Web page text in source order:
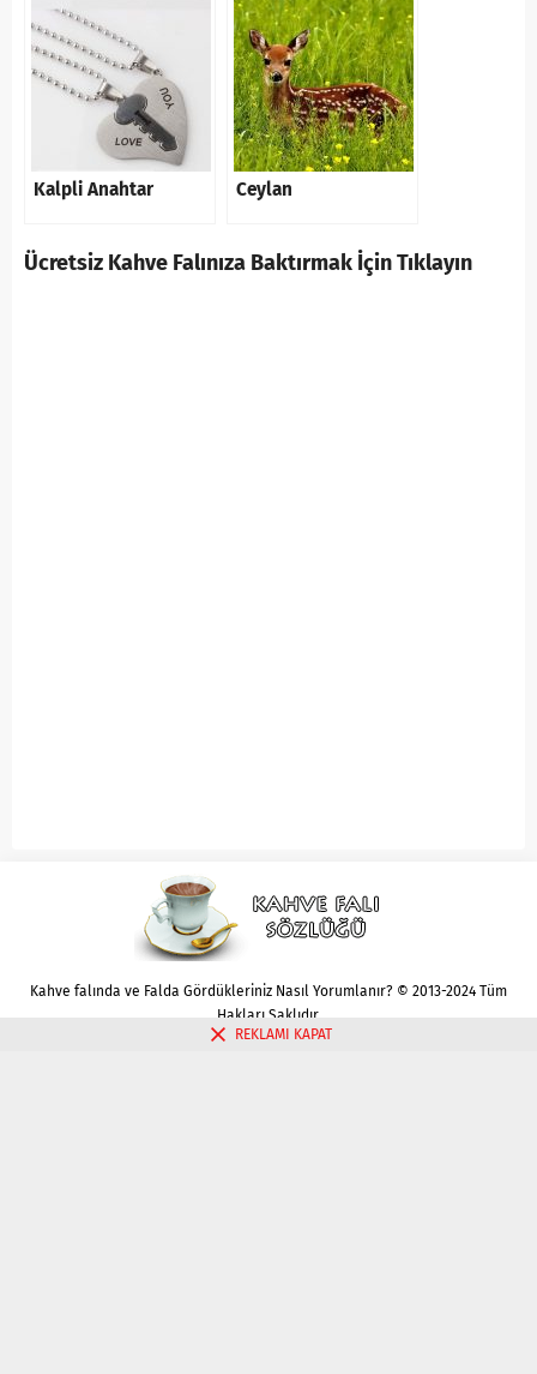
Kalpli Anahtar Ceylan
Ücretsiz Kahve Falınıza Baktırmak İçin Tıklayın
Kahve falında ve Falda Gördükleriniz Nasıl Yorumlanır? © 2013-2024 Tüm
Hakları Saklıdır.
REKLAMI KAPAT